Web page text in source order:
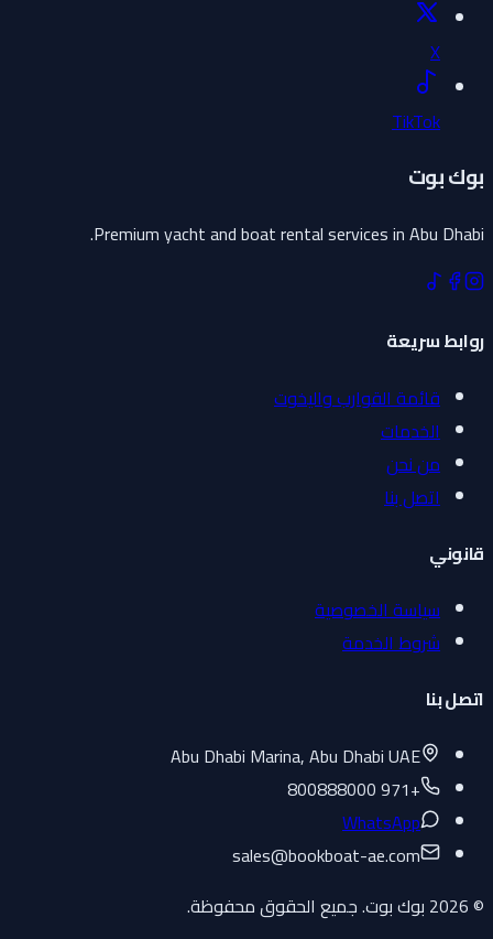
X
TikTok
بوك بوت
Premium yacht and boat rental services in Abu Dhabi.
روابط سريعة
قائمة القوارب واليخوت
الخدمات
من نحن
اتصل بنا
قانوني
سياسة الخصوصية
شروط الخدمة
اتصل بنا
Abu Dhabi Marina, Abu Dhabi UAE
+971 800888000
WhatsApp
sales@bookboat-ae.com
© 2026 بوك بوت. جميع الحقوق محفوظة.